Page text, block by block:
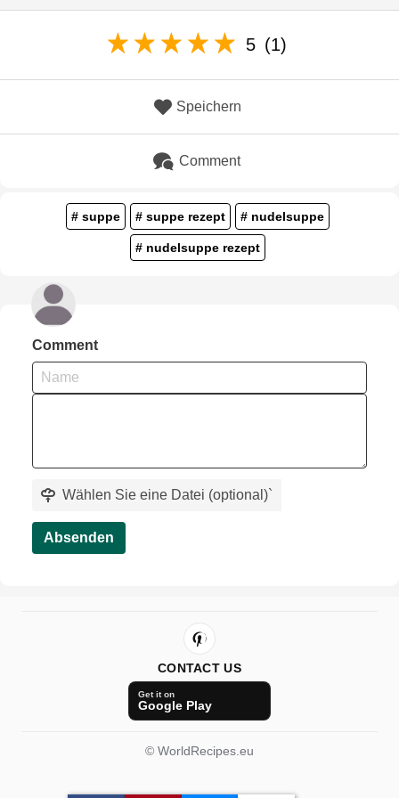
5 (1)
Speichern
Comment
# suppe # suppe rezept # nudelsuppe
# nudelsuppe rezept
Comment
Wählen Sie eine Datei (optional)`
Absenden
CONTACT US
Get it on
Google Play
© WorldRecipes.eu